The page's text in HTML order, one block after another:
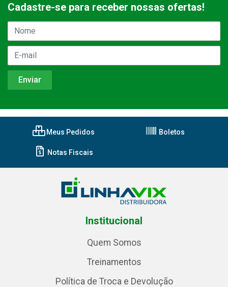
Cadastre-se para receber nossas ofertas!
Meus Pedidos Boletos
Notas Fiscais
Institucional
Quem Somos
Treinamentos
Política de Troca e Devolução